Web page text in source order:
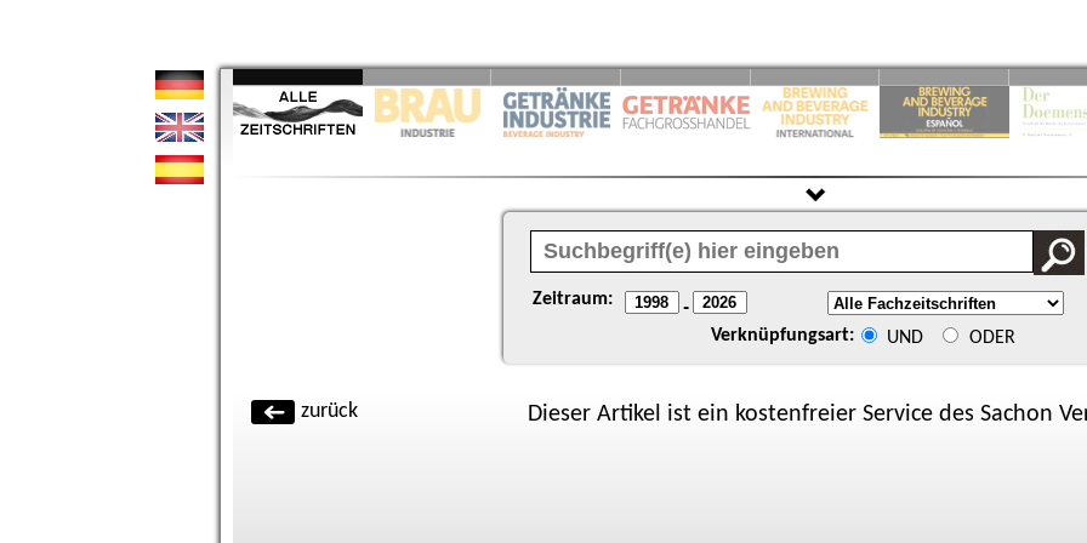
Zeitraum: -
Verknüpfungsart: UND ODER
zurück Dieser Artikel ist ein kostenfreier Service des Sachon